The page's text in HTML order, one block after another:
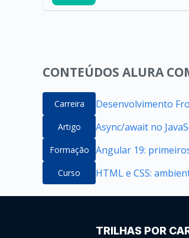
CONTEÚDOS ALURA
Carreira Desenvolvimento
Artigo Async/await no
Formação Angular 19:
Curso HTML e CSS:
TRILHAS POR